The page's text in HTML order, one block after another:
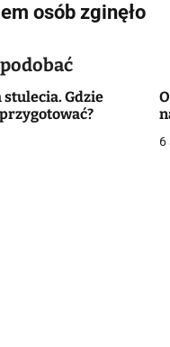
osób zginęło
stulecia. Gdzie
6